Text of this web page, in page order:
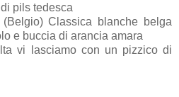
pils tedesca
Classica blanche belga
e buccia di arancia amara
vi lasciamo con un pizzico di